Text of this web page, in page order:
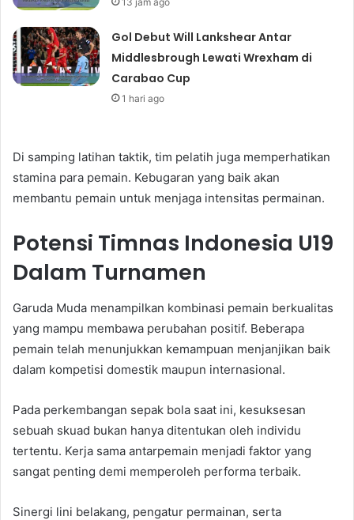
Gol Debut Will Lankshear Antar
Middlesbrough Lewati Wrexham di
Carabao Cup
1 hari ago
Di samping latihan taktik, tim pelatih juga memperhatikan
stamina para pemain. Kebugaran yang baik akan
membantu pemain untuk menjaga intensitas permainan.
Potensi Timnas Indonesia U19
Dalam Turnamen
Garuda Muda menampilkan kombinasi pemain berkualitas
yang mampu membawa perubahan positif. Beberapa
pemain telah menunjukkan kemampuan menjanjikan baik
dalam kompetisi domestik maupun internasional.
Pada perkembangan sepak bola saat ini, kesuksesan
sebuah skuad bukan hanya ditentukan oleh individu
tertentu. Kerja sama antarpemain menjadi faktor yang
sangat penting demi memperoleh performa terbaik.
Sinergi lini belakang, pengatur permainan, serta